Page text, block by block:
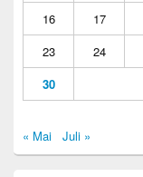
16
17
23
24
30
« Mai Juli »